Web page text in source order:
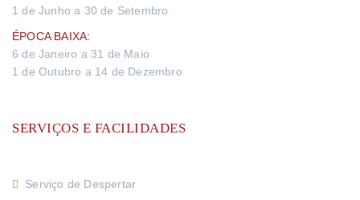
1 de Junho a 30 de Setembro
ÉPOCA BAIXA:
6 de Janeiro a 31 de Maio
1 de Outubro a 14 de Dezembro
SERVIÇOS E FACILIDADES
Serviço de Despertar